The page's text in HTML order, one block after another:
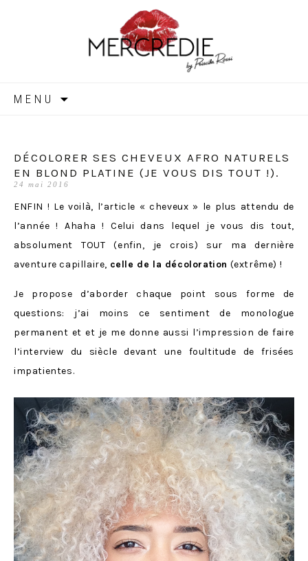
MERCREDIE
MENU
DÉCOLORER SES CHEVEUX AFRO NATURELS
EN BLOND PLATINE (JE VOUS DIS TOUT !).
24 mai 2016
ENFIN ! Le voilà, l’article « cheveux » le plus attendu de
l’année ! Ahaha ! Celui dans lequel je vous dis tout,
absolument TOUT (enfin, je crois) sur ma dernière
aventure capillaire, celle de la décoloration (extrême) !
Je propose d’aborder chaque point sous forme de
questions: j’ai moins ce sentiment de monologue
permanent et et je me donne aussi l’impression de faire
l’interview du siècle devant une foultitude de frisées
impatientes.